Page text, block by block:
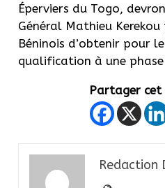
Éperviers du Togo,
Général Mathieu
Béninois d’obtenir pour
qualification à une
Partager
Redaction